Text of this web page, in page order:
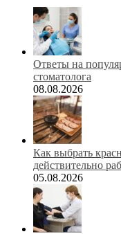
Ответы на
стоматолога
08.08.2026
Как выбрать
действительно
05.08.2026